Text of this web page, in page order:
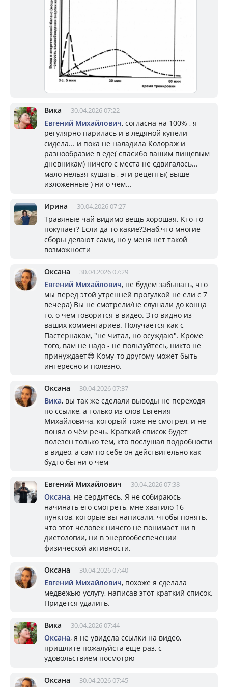
Вика 30.04.2026 07:22
Евгений Михайлович, согласна на 100% , я
регулярно парилась и в ледяной купели
сидела... и пока не наладила Колораж и
разнообразие в еде( спасибо вашим пищевым
дневникам) ничего с места не сдвигалось...
мало нельзя кушать , эти рецепты( выше
изложенные ) ни о чем...
Ирина 30.04.2026 07:27
Травяные чай видимо вещь хорошая. Кто-то
покупает? Если да то какие?Знаб,что многие
сборы делают сами, но у меня нет такой
возможности
Оксана 30.04.2026 07:29
Евгений Михайлович, не будем забывать, что
мы перед этой утренней прогулкой не ели с 7
вечера) Вы не смотрели/не слушали до конца
то, о чём говорится в видео. Это видно из
ваших комментариев. Получается как с
Пастернаком, "не читал, но осуждаю". Кроме
того, вам не надо - не пользуйтесь, никто не
принуждает😊 Кому-то другому может быть
интересно и полезно.
Оксана 30.04.2026 07:37
Вика, вы так же сделали выводы не переходя
по ссылке, а только из слов Евгения
Михайловича, который тоже не смотрел, и не
понял о чём речь. Краткий список будет
полезен только тем, кто послушал подробности
в видео, а сам по себе он действительно как
будто бы ни о чем
Евгений Михайлович 30.04.2026 07:38
Оксана, не сердитесь. Я не собираюсь
начинать его смотреть, мне хватило 16
пунктов, которые вы написали, чтобы понять,
что этот человек ничего не понимает ни в
диетологии, ни в энергообеспечении
физической активности.
Оксана 30.04.2026 07:40
Евгений Михайлович, похоже я сделала
медвежью услугу, написав этот краткий список.
Придётся удалить.
Вика 30.04.2026 07:44
Оксана, я не увидела ссылки на видео,
пришлите пожалуйста ещё раз, с
удовольствием посмотрю
Оксана 30.04.2026 07:45